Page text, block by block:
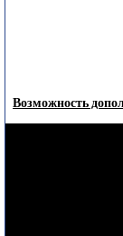
Возможность